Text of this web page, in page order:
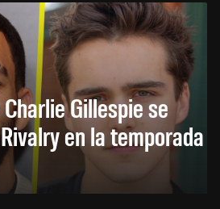
Gillespie se
en la temporada